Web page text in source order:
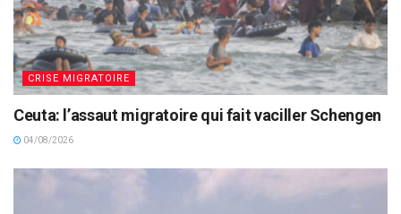
CRISE MIGRATOIRE
Ceuta: l’assaut migratoire qui fait vaciller Schengen
04/08/2026